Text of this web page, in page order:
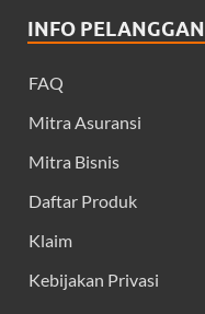
INFO PELANGGAN
FAQ
Mitra Asuransi
Mitra Bisnis
Daftar Produk
Klaim
Kebijakan Privasi